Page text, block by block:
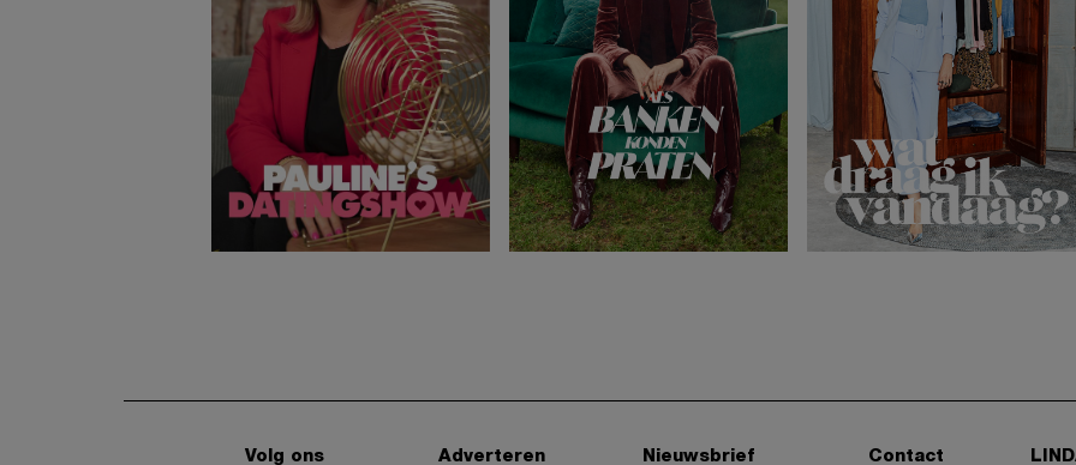
Volg ons Adverteren Nieuwsbrief Contact